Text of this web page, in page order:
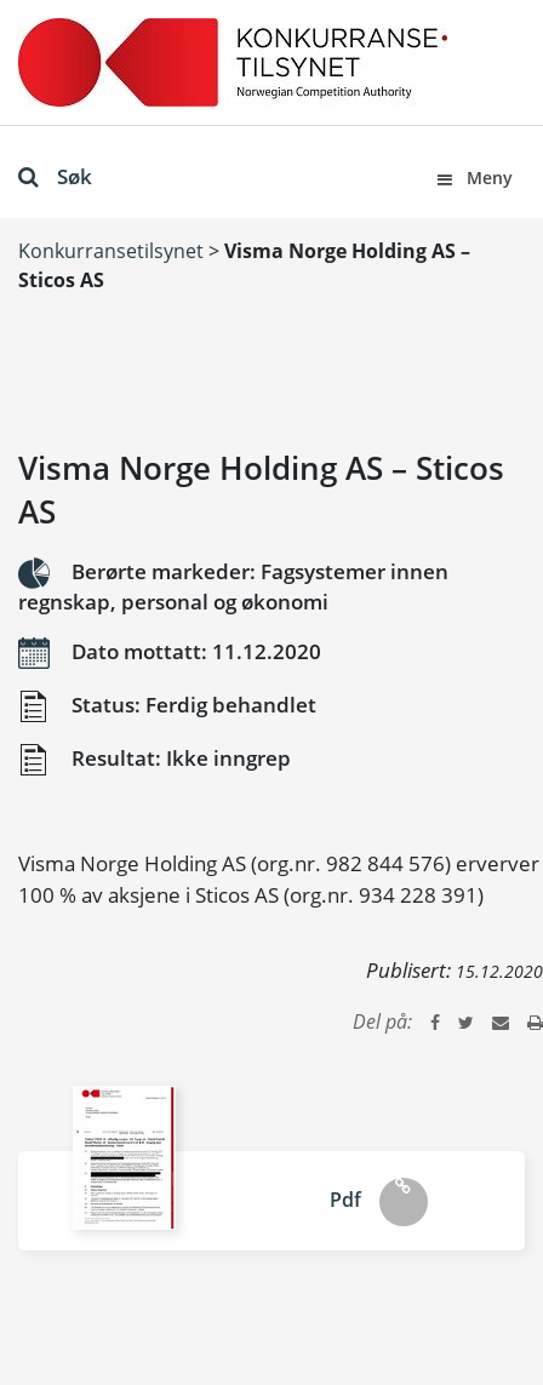
Søk Meny
Konkurransetilsynet>Visma Norge Holding AS –
Sticos AS
Visma Norge Holding AS – Sticos
AS
Berørte markeder: Fagsystemer innen
regnskap, personal og økonomi
Dato mottatt: 11.12.2020
Status: Ferdig behandlet
Resultat: Ikke inngrep
Visma Norge Holding AS (org.nr. 982 844 576) erverver
100 % av aksjene i Sticos AS (org.nr. 934 228 391)
Publisert: 15.12.2020
Del på:
Pdf